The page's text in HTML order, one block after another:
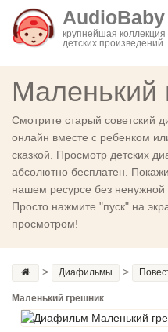
AudioBaby
крупнейшая коллекция
детских произведений
Маленький
Смотрите старый советский
онлайн вместе с ребенком
сказкой. Просмотр детских
абсолютно бесплатен.
нашем ресурсе без ненужной
Просто нажмите "пуск" на
просмотром!
> Диафильмы >
Маленький грешник